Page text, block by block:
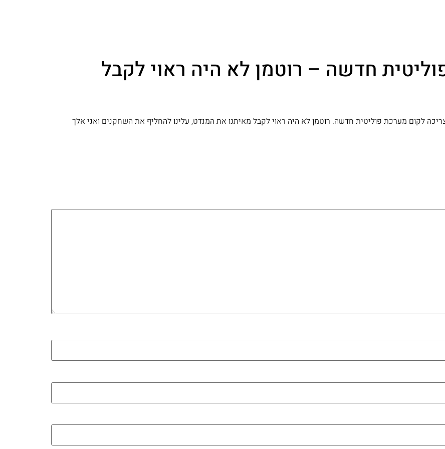
חדשה – רוטמן לא היה ראוי לקבל
לקום מערכת פוליטית חדשה. רוטמן לא היה ראוי לקבל מאיתנו את המנדט, עלינו להחליף את השחקנים ואני אלך